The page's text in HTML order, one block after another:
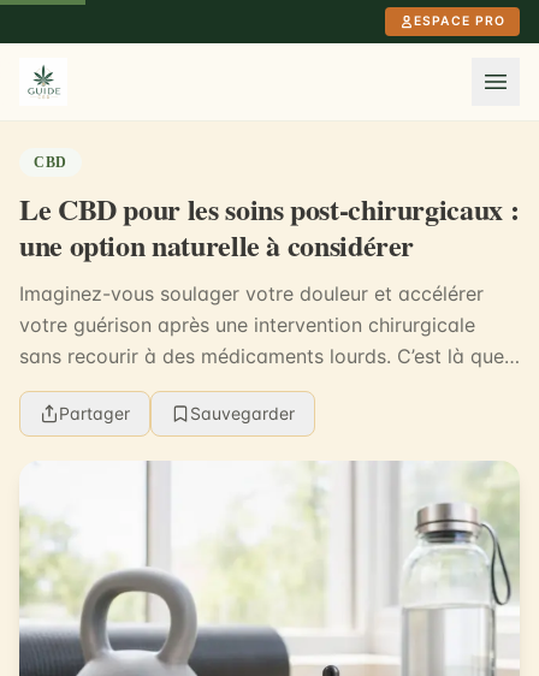
ESPACE PRO
CBD
Le CBD pour les soins post-chirurgicaux :
une option naturelle à considérer
Imaginez-vous soulager votre douleur et accélérer
votre guérison après une intervention chirurgicale
sans recourir à des médicaments lourds. C’est là que
le CBD, ou cannabidiol, entre en jeu. Selon un...
Partager Sauvegarder